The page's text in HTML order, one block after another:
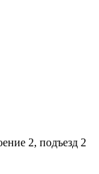
2, подъезд 2